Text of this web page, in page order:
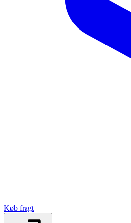
Køb fragt